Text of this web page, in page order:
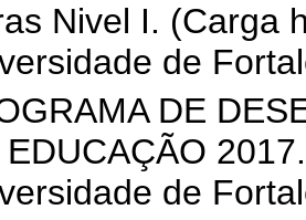
Nivel I. (Carga
de
DE
EDUCAÇÃO
de